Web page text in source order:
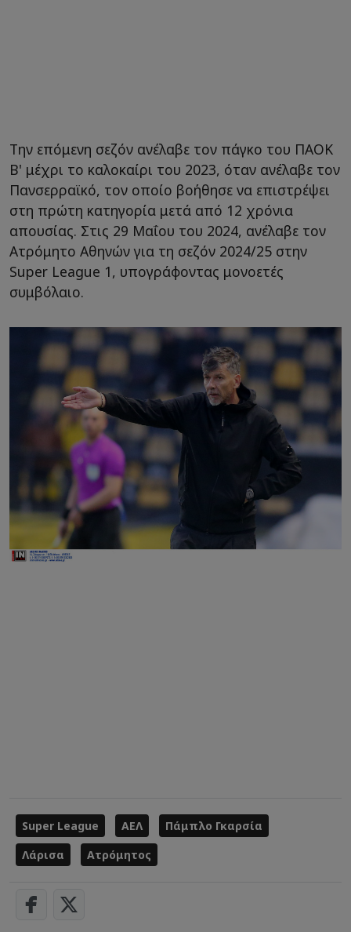
Την επόμενη σεζόν ανέλαβε τον πάγκο του ΠΑΟΚ
Β' μέχρι το καλοκαίρι του 2023, όταν ανέλαβε τον
Πανσερραϊκό, τον οποίο βοήθησε να επιστρέψει
στη πρώτη κατηγορία μετά από 12 χρόνια
απουσίας. Στις 29 Μαΐου του 2024, ανέλαβε τον
Ατρόμητο Αθηνών για τη σεζόν 2024/25 στην
Super League 1, υπογράφοντας μονοετές
συμβόλαιο.
Super League ΑΕΛ
Πάμπλο Γκαρσία
Λάρισα
Ατρόμητος